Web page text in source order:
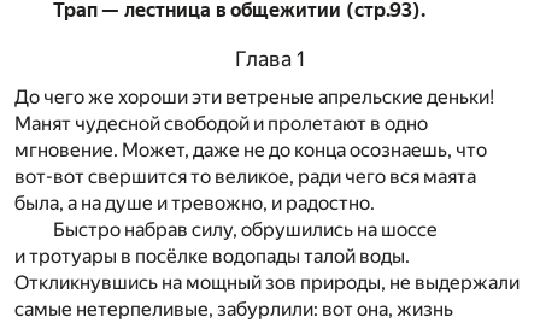
Трап — лестница в общежитии (стр.93).
Глава 1
До чего же хороши эти ветреные апрельские деньки!
Манят чудесной свободой и пролетают в одно
мгновение. Может, даже не до конца осознаешь, что
вот-вот свершится то великое, ради чего вся маята
была, а на душе и тревожно, и радостно.
Быстро набрав силу, обрушились на шоссе
и тротуары в посёлке водопады талой воды.
Откликнувшись на мощный зов природы, не выдержали
самые нетерпеливые, забурлили: вот она, жизнь